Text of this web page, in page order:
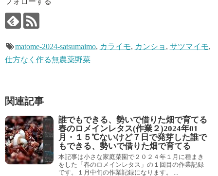
matome-2024-satsumaimo, カライモ, カンショ , サツマイモ,
仕方なく作る無農薬野菜
関連記事
誰でもできる、勢いで借りた畑で育てる
春のロメインレタス(作業２)2024年01
月・１５℃ないけど７日で発芽した誰で
もできる、勢いで借りた畑で育てる
本記事は小さな家庭菜園で２０２４年１月に種まき
をした「春のロメインレタス」の１回目の作業記録
です。１月中旬の作業記録になります。 ...